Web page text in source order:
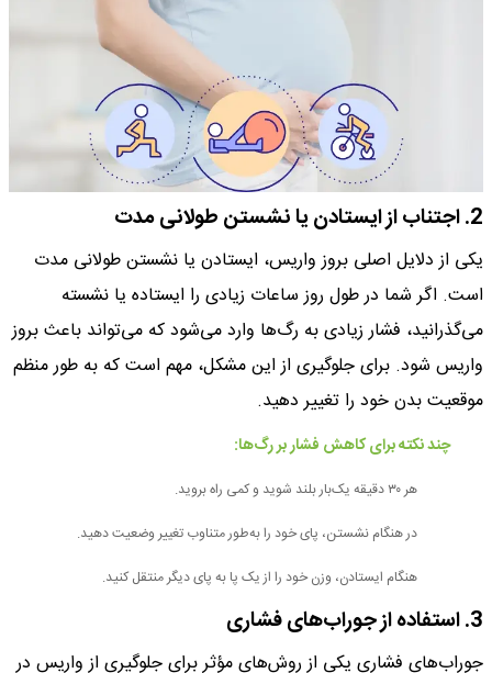
2. اجتناب از ایستادن یا نشستن طولانی مدت
یکی از دلایل اصلی بروز واریس، ایستادن یا نشستن طولانی مدت
است. اگر شما در طول روز ساعات زیادی را ایستاده یا نشسته
می‌گذرانید، فشار زیادی به رگ‌ها وارد می‌شود که می‌تواند باعث بروز
واریس شود. برای جلوگیری از این مشکل، مهم است که به طور منظم
موقعیت بدن خود را تغییر دهید.
چند نکته برای کاهش فشار بر رگ‌ها:
هر ۳۰ دقیقه یک‌بار بلند شوید و کمی راه بروید.
در هنگام نشستن، پای خود را به‌طور متناوب تغییر وضعیت دهید.
هنگام ایستادن، وزن خود را از یک پا به پای دیگر منتقل کنید.
3. استفاده از جوراب‌های فشاری
جوراب‌های فشاری یکی از روش‌های مؤثر برای جلوگیری از واریس در